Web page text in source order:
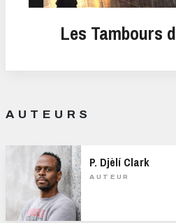
Les Tambours
AUTEURS
P. Djèlí Clark
AUTEUR